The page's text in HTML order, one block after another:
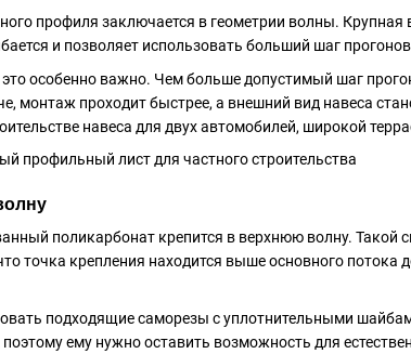
профиля заключается в геометрии волны.
и позволяет использовать больший шаг
это особенно важно. Чем больше допустимый шаг
монтаж проходит быстрее, а внешний вид навеса
навеса для двух автомобилей, широкой
поликарбонат крепится в верхнюю волну. Такой
точка крепления находится выше основного потока
подходящие саморезы с уплотнительными
ему нужно оставить возможность для